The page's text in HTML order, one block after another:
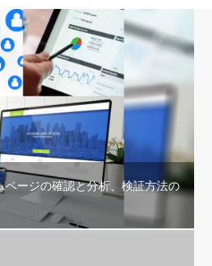
ージの確認と分析、検証方法の